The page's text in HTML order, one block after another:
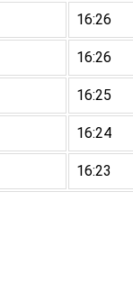
16:26
16:26
16:25
16:24
16:23